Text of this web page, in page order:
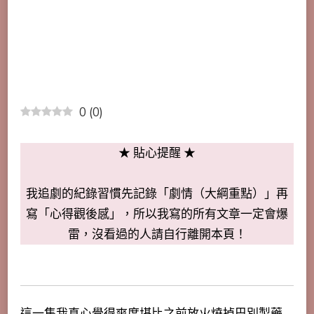
0 (0)
★ 貼心提醒 ★
我追劇的紀錄習慣先記錄「劇情（大綱重點）」再
寫「心得觀後感」，所以我寫的所有文章一定會爆
雷，沒看過的人請自行離開本頁！